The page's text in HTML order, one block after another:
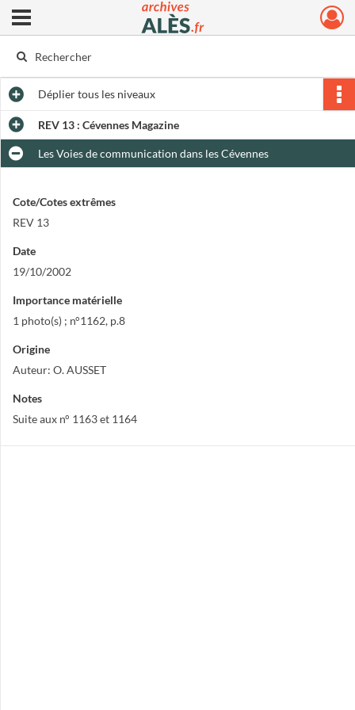
Archives municipales d'Alès
Ouvrir le menu déroulant
Dépliertous les niveaux
REV 13 : Cévennes Magazine
Les Voies de communication dans les Cévennes
Cote/Cotes extrêmes
REV 13
Date
19/10/2002
Importance matérielle
1 photo(s) ; n°1162, p.8
Origine
Auteur: O. AUSSET
Notes
Suite aux n° 1163 et 1164